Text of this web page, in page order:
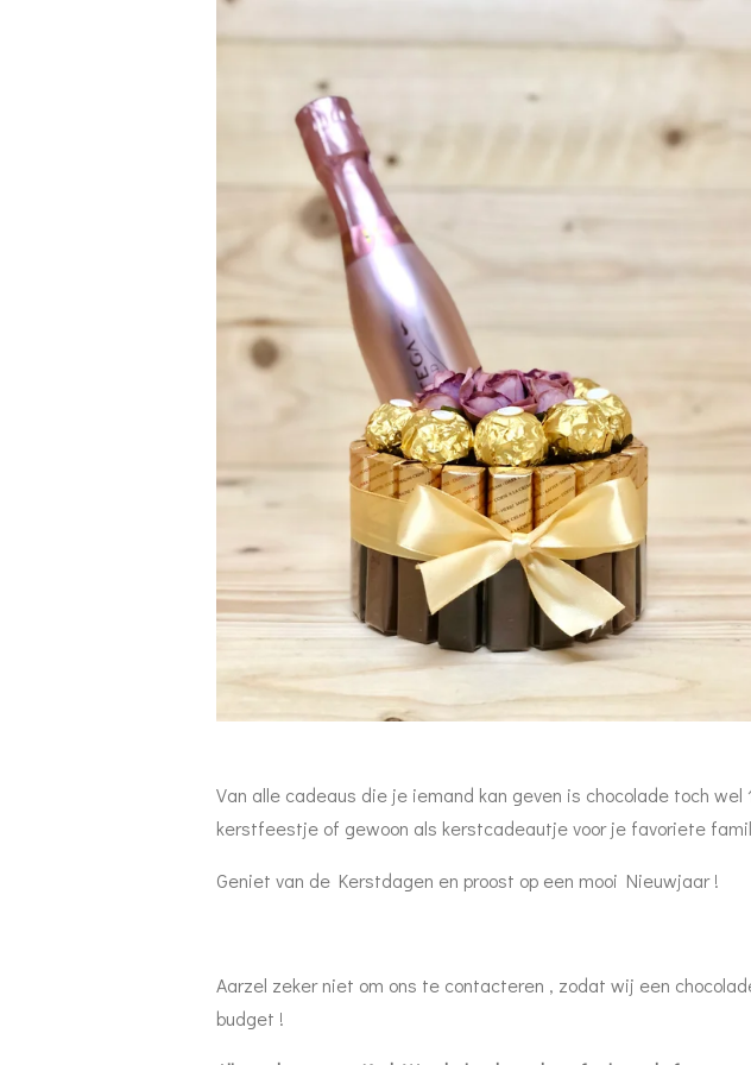
Van alle cadeaus die je iemand kan geven is chocolade toch
kerstfeestje of gewoon als kerstcadeautje voor je favoriete
Geniet van de Kerstdagen en proost op een mooi Nieuwjaar !
Aarzel zeker niet om ons te contacteren , zodat wij een
budget !